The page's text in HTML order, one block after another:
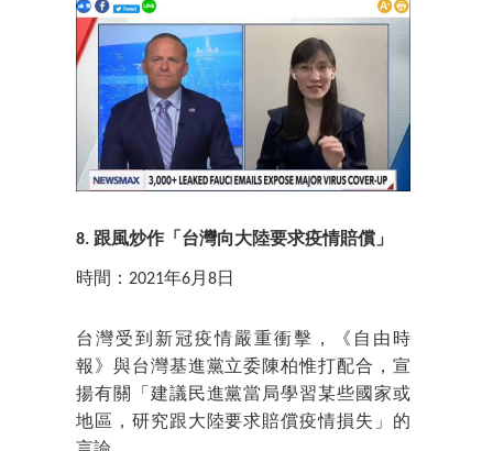
8. 跟風炒作「台灣向大陸要求疫情賠償」
時間：2021年6月8日
台灣受到新冠疫情嚴重衝擊，《自由時
報》與台灣基進黨立委陳柏惟打配合，宣
揚有關「建議民進黨當局學習某些國家或
地區，研究跟大陸要求賠償疫情損失」的